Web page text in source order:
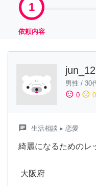
1
依頼内容
男性 / 30
sentiment_satisfied 0 sentiment_neutral 0
chat 生活相談 ▸ 恋愛
綺麗になるためのレ
大阪府